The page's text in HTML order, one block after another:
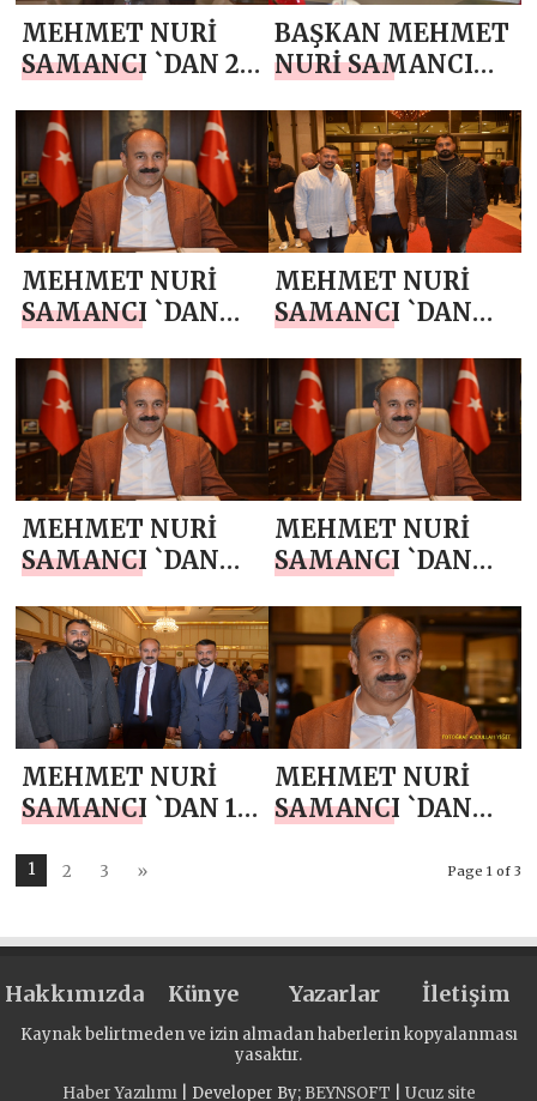
MEHMET NURİ
SAMANCI `DAN 23
BAŞKAN MEHMET
NURİ SAMANCI
POLİS HAFTASI
MESAJI
MEHMET NURİ
SAMANCI `DAN
MESAJI
MEHMET NURİ
SAMANCI `DAN
MESAJI
MEHMET NURİ
SAMANCI `DAN
MESAJI
MEHMET NURİ
SAMANCI `DAN
MESAJI
MEHMET NURİ
SAMANCI `DAN 10
GAZETECİLER
MEHMET NURİ
SAMANCI `DAN
Page 1 of 3
1 2 3 »
Hakkımızda Künye Yazarlar İletişim
Kaynak belirtmeden ve izin almadan haberlerin kopyalanması
yasaktır.
Haber Yazılımı| Developer By; BEYNSOFT Ucuz site